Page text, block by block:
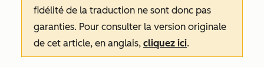
fidélité de la traduction ne sont donc pas
garanties. Pour consulter la version originale
de cet article, en anglais, cliquez ici.